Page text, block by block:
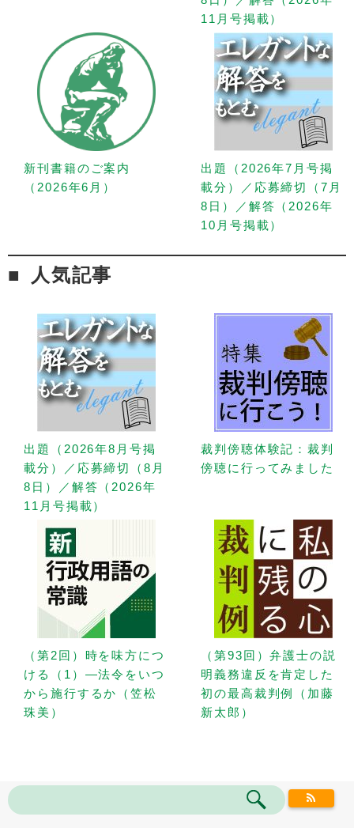
11月号掲載）
新刊書籍のご案内
（2026年6月）
出題（2026年7月号掲
載分）／応募締切（7月
8日）／解答（2026年
10月号掲載）
人気記事
出題（2026年8月号掲
載分）／応募締切（8月
8日）／解答（2026年
11月号掲載）
裁判傍聴体験記：裁判
傍聴に行ってみました
（第2回）時を味方につ
ける（1）—法令をいつ
から施行するか（笠松
珠美）
（第93回）弁護士の説
明義務違反を肯定した
初の最高裁判例（加藤
新太郎）